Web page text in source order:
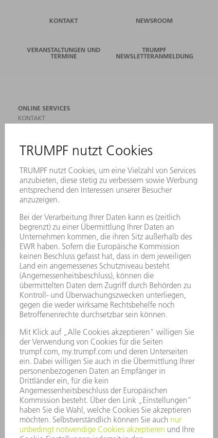
KONTAKT NEWSROOM
VERANSTALTUNGEN UND
TERMINE
TRUMPF
NEWSLETTERANMELDUNG
ONLINE SERVICES
KONTAKT
VERANSTALTUNGEN UND TERMINE
NEWSLETTER-ANMELDUNG
MYTRUMPF
SICHERHEITSDATENBLÄTTER
PRODUKTE
MASCHINEN & SYSTEME
LEISTUNGSELEKTRONIK
ELEKTROWERKZEUGE
SMART FACTORY
SOFTWARE
SERVICES
ANWENDUNGEN
BRANCHEN
UNTERNEHMEN
KARRIERE
STELLENANGEBOTE
UNTERNEHMENSPROFIL
GESCHÄFTSBERICHT
UNTERNEHMENSGRUNDSÄTZE
COMPLIANCE
HINWEISGEBERSYSTEM
SECURITY
PRESSEMITTEILUNGEN
MAGAZINE
LIEFERANTEN
NACHHALTIGKEIT
UMWELT & KLIMA
SOZIALES & GESELLSCHAFT